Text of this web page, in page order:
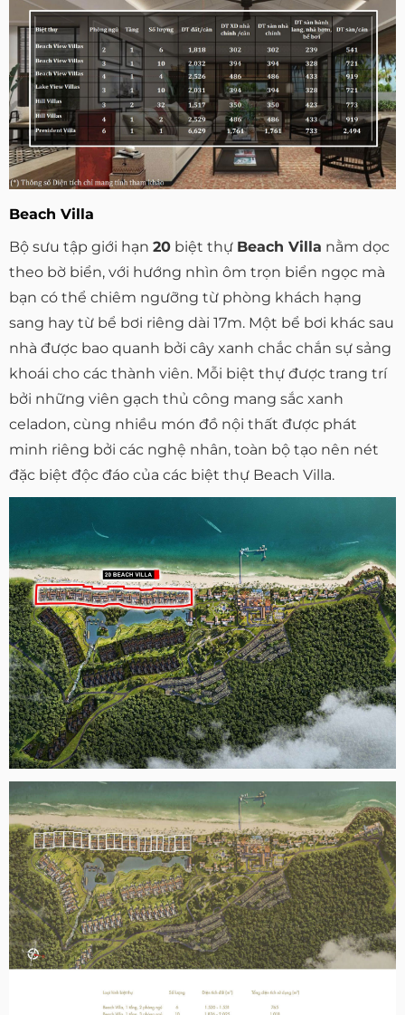
Beach Villa
Bộ sưu tập giới hạn 20 biệt thự Beach Villa nằm dọc
theo bờ biển, với hướng nhìn ôm trọn biển ngọc mà
bạn có thể chiêm ngưỡng từ phòng khách hạng
sang hay từ bể bơi riêng dài 17m. Một bể bơi khác sau
nhà được bao quanh bởi cây xanh chắc chắn sự sảng
khoái cho các thành viên. Mỗi biệt thự được trang trí
bởi những viên gạch thủ công mang sắc xanh
celadon, cùng nhiều món đồ nội thất được phát
minh riêng bởi các nghệ nhân, toàn bộ tạo nên nét
đặc biệt độc đáo của các biệt thự Beach Villa.